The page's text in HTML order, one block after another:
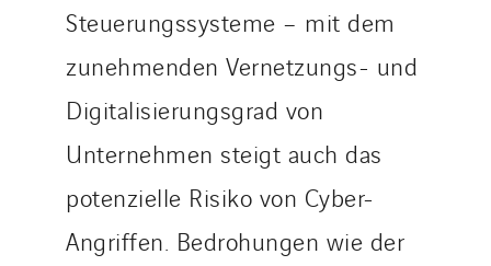
Steuerungssysteme – mit dem
zunehmenden Vernetzungs- und
Digitalisierungsgrad von
Unternehmen steigt auch das
potenzielle Risiko von Cyber-
Angriffen. Bedrohungen wie der